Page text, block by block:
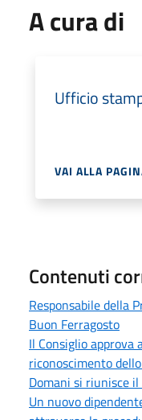
A cura di
Ufficio
VAI ALLA
Contenuti
Responsabile della
Buon Ferragosto
Il Consiglio
riconoscimento
Domani si riunisce
Un nuovo